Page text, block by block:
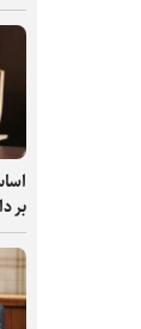
بر